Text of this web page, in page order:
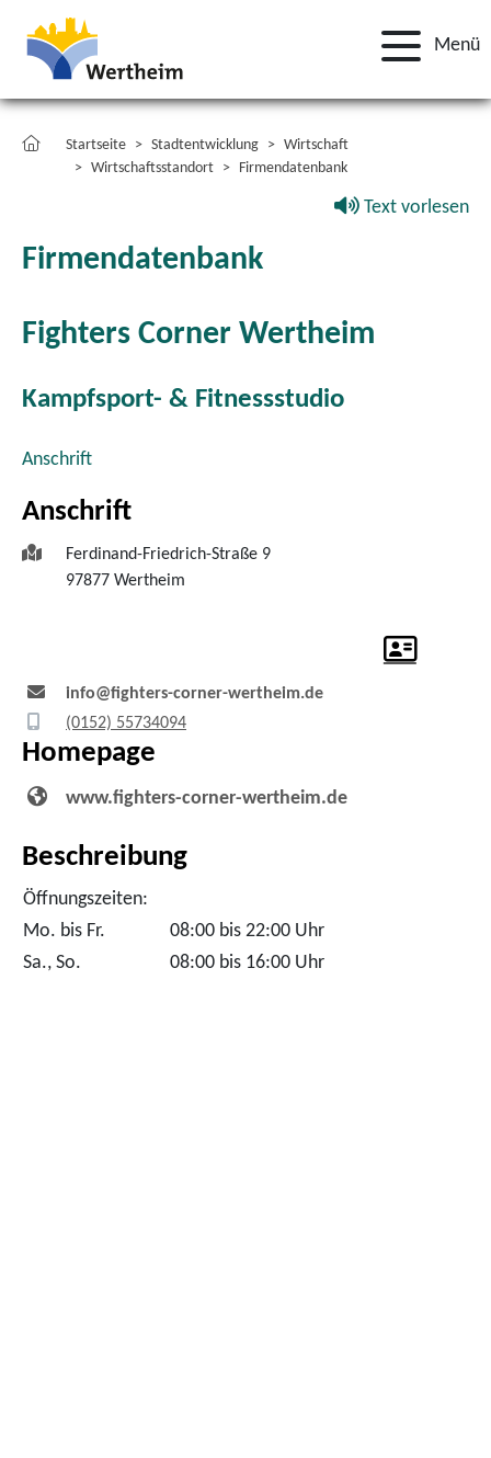
Menü
Startseite Stadtentwicklung
Wirtschaft
Wirtschaftsstandort
Firmendatenbank
Text vorlesen
Firmendatenbank
Fighters Corner Wertheim
Kampfsport- & Fitnessstudio
Anschrift
Anschrift
Ferdinand-Friedrich-Straße 9
97877 Wertheim
info@fighters-corner-wertheim.de
(0152) 55734094
Homepage
www.fighters-corner-wertheim.de
Beschreibung
Öffnungszeiten:
Mo. bis Fr.
08:00 bis 22:00 Uhr
Sa., So.
08:00 bis 16:00 Uhr